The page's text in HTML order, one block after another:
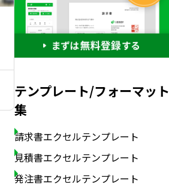
テンプレート/フォーマット
集
請求書エクセルテンプレート
見積書エクセルテンプレート
発注書エクセルテンプレート